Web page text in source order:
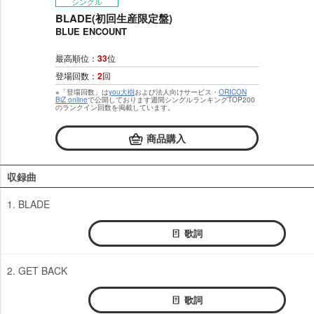
BLADE(初回生産限定盤)
BLUE ENCOUNT
最高順位： 33位
登場回数： 2回
※「登場回数」はyou大樹および法人向けサービス・ ORICON
BiZ onlineで公開しております週間シングルランキングTOP200
のランクイン回数を掲載しています。
商品購入
収録曲
1. BLADE
歌詞
2. GET BACK
歌詞